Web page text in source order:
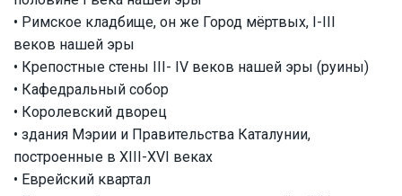
• Римское кладбище, он же Город мёртвых, I-III
веков нашей эры
• Крепостные стены III- IV веков нашей эры (руины)
• Кафедральный собор
• Королевский дворец
• здания Мэрии и Правительства Каталунии,
построенные в XIII-XVI веках
• Еврейский квартал